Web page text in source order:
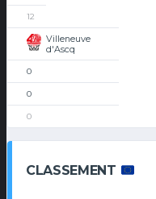
12
Villeneuve
d'Ascq
0
0
0
CLASSEMENT